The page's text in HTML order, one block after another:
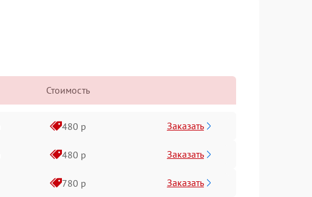
Стоимость
480 р Заказать
480 р Заказать
780 р Заказать